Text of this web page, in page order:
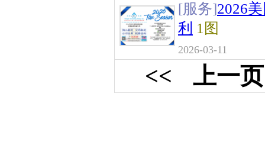
[服务]2026
利 1图
2026-03-11
<< 上一页